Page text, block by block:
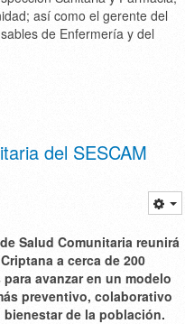
así como el gerente del
de Enfermería y del
del SESCAM
Salud Comunitaria reunirá
a cerca de 200
avanzar en un modelo
preventivo, colaborativo
de la población.